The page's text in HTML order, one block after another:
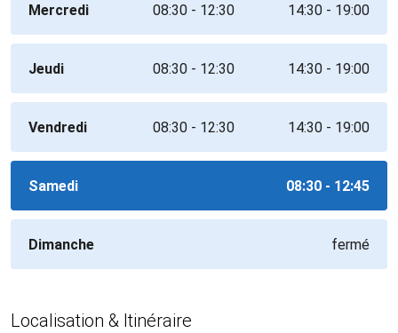
Mercredi 08:30 - 12:30 14:30 - 19:00
Jeudi 08:30 - 12:30 14:30 - 19:00
Vendredi 08:30 - 12:30 14:30 - 19:00
Samedi 08:30 - 12:45
Dimanche fermé
Localisation & Itinéraire